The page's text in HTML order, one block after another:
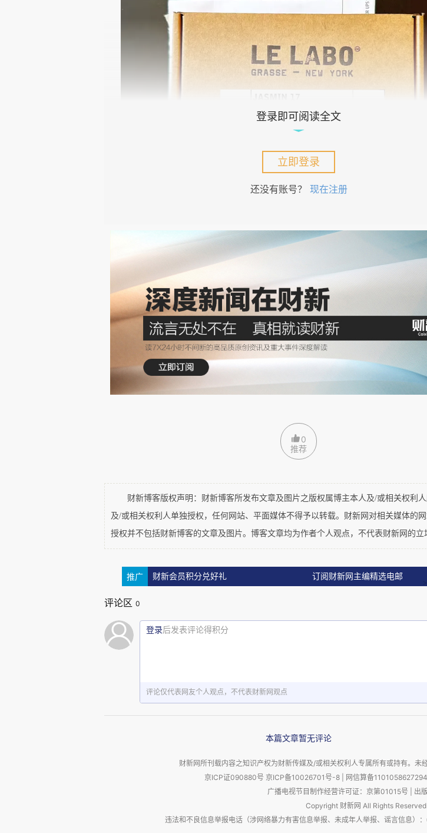
（邮购的Le Labo小瓶香水。）
把它们叠放在浴室柜子里，像在存留一个记忆。
两年前我们在德州达拉斯费尔蒙酒店（Fairmont Dallas），儿子
爱之入骨，莫此为甚。
登录即可阅读全文
立即登录
还没有账号？ 现在注册
0
推荐
财新博客版权声明：财新博客所发布文章及图片之版权属博主本人及/或相关权利人
及/或相关权利人单独授权，任何网站、平面媒体不得予以转载。财新网对相关媒体的
授权并不包括财新博客的文章及图片。博客文章均为作者个人观点，不代表财新网的立
推广 财新会员积分兑好礼 订阅财新网主编精选电邮
评论区 0
登录后发表评论得积分
评论仅代表网友个人观点，不代表财新网观点
本篇文章暂无评论
财新网所刊载内容之知识产权为财新传媒及/或相关权利人专属所有或持有。未
京ICP证090880号 京ICP备10026701号-8 网信算备
广播电视节目制作经营许可证：京第01015号
出
Copyright 财新网 All Rights
违法和不良信息举报电话（涉网络暴力有害信息举报、未成年人举报、谣言信